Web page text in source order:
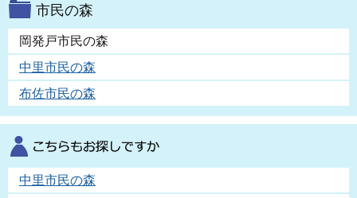
市民の森
岡発戸市民の森
中里市民の森
布佐市民の森
中里市民の森